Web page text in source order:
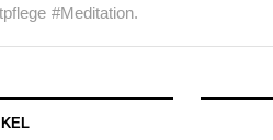
#Meditation.